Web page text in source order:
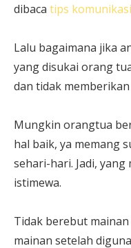
dibaca tips
Lalu bagaimana jika
yang disukai orang
dan tidak
Mungkin orangtua
hal baik, ya memang
sehari-hari. Jadi,
istimewa.
Tidak berebut
mainan setelah